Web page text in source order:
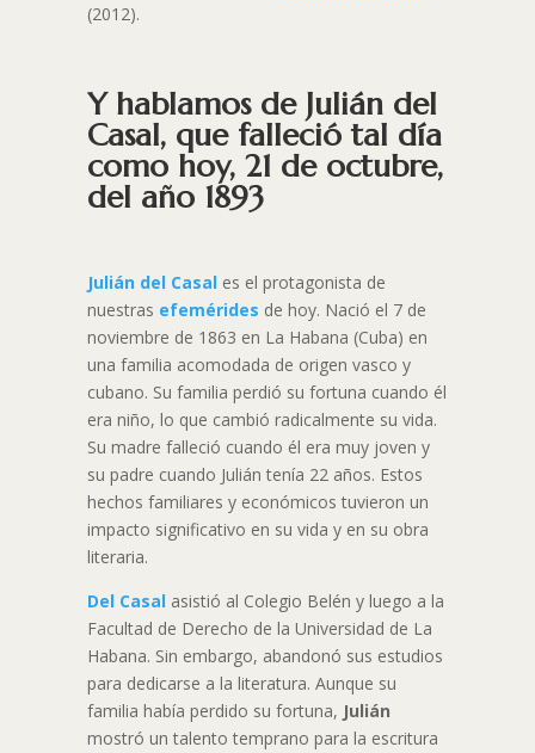
(2012).
Y hablamos de Julián del
Casal, que falleció tal día
como hoy, 21 de octubre,
del año 1893
Julián del Casales el protagonista de
nuestras efemérides de hoy. Nació el 7 de
noviembre de 1863 en La Habana (Cuba) en
una familia acomodada de origen vasco y
cubano. Su familia perdió su fortuna cuando él
era niño, lo que cambió radicalmente su vida.
Su madre falleció cuando él era muy joven y
su padre cuando Julián tenía 22 años. Estos
hechos familiares y económicos tuvieron un
impacto significativo en su vida y en su obra
literaria.
Del Casalasistió al Colegio Belén y luego a la
Facultad de Derecho de la Universidad de La
Habana. Sin embargo, abandonó sus estudios
para dedicarse a la literatura. Aunque su
familia había perdido su fortuna, Julián
mostró un talento temprano para la escritura